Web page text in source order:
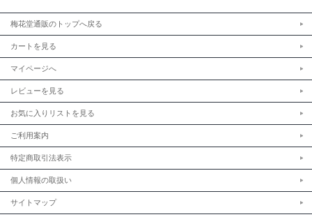
梅花堂通販のトップへ戻る
カートを見る
マイページへ
レビューを見る
お気に入りリストを見る
ご利用案内
特定商取引法表示
個人情報の取扱い
サイトマップ